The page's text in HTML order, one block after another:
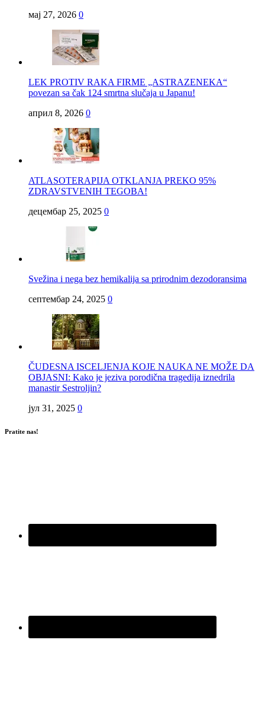
мај 27, 2026 0
LEK PROTIV RAKA FIRME „ASTRAZENEKA“
povezan sa čak 124 smrtna slučaja u Japanu!
април 8, 2026 0
ATLASOTERAPIJA OTKLANJA PREKO 95%
ZDRAVSTVENIH TEGOBA!
децембар 25, 2025 0
Svežina i nega bez hemikalija sa prirodnim dezodoransima
септембар 24, 2025 0
ČUDESNA ISCELJENJA KOJE NAUKA NE MOŽE DA
OBJASNI: Kako je jeziva porodična tragedija iznedrila
manastir Sestroljin?
јул 31, 2025 0
Pratite nas!